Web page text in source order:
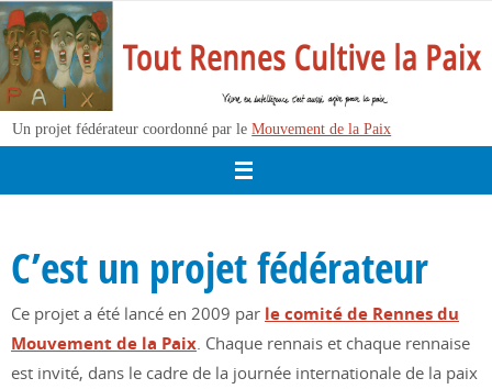
Passer
vers
le
contenu
Un projet fédérateur coordonné par leMouvement de la Paix
C’est un projet fédérateur
Ce projet a été lancé en 2009 par le comité de Rennes du
Mouvement de la Paix. Chaque rennais et chaque rennaise
est invité, dans le cadre de la journée internationale de la paix